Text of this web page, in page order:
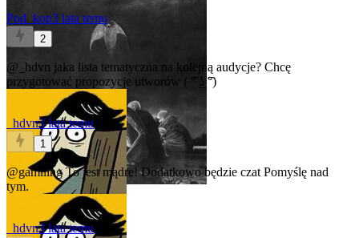
Pod_kop3 lata temu
2
@_hdvn jaka lista tematyczna na kolejną audycje? Chcę
przygotować propozycje utworów ( ͡° ͜ʖ ͡°)
_hdvn3 lata temu
1
@gamllingTo jest mądre! Dodatkowo będzie czat Pomyślę nad
tym.
_hdvn3 lata temu